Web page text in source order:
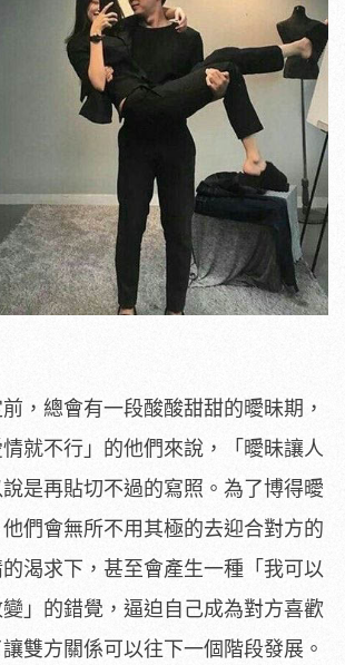
，總會有一段酸酸甜甜的曖昧期，
就不行」的他們來說，「曖昧讓人
是再貼切不過的寫照。為了博得曖
們會無所不用其極的去迎合對方的
渴求下，甚至會產生一種「我可以
」的錯覺，逼迫自己成為對方喜歡
雙方關係可以往下一個階段發展。